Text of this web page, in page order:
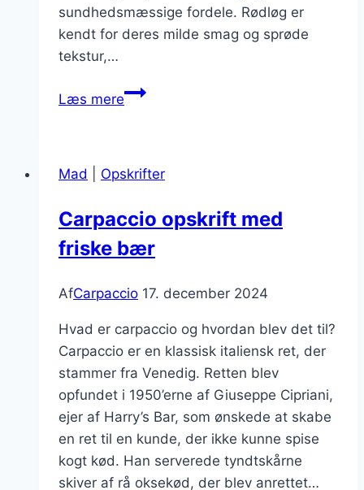
sundhedsmæssige fordele. Rødløg er
kendt for deres milde smag og sprøde
tekstur,…
Læs mereRødløg
lejligheder
Mad Opskrifter
Carpaccio opskrift med
friske bær
AfCarpaccio 17. december 2024
Hvad er carpaccio og hvordan blev det til?
Carpaccio er en klassisk italiensk ret, der
stammer fra Venedig. Retten blev
opfundet i 1950’erne af Giuseppe Cipriani,
ejer af Harry’s Bar, som ønskede at skabe
en ret til en kunde, der ikke kunne spise
kogt kød. Han serverede tyndtskårne
skiver af rå oksekød, der blev anrettet…